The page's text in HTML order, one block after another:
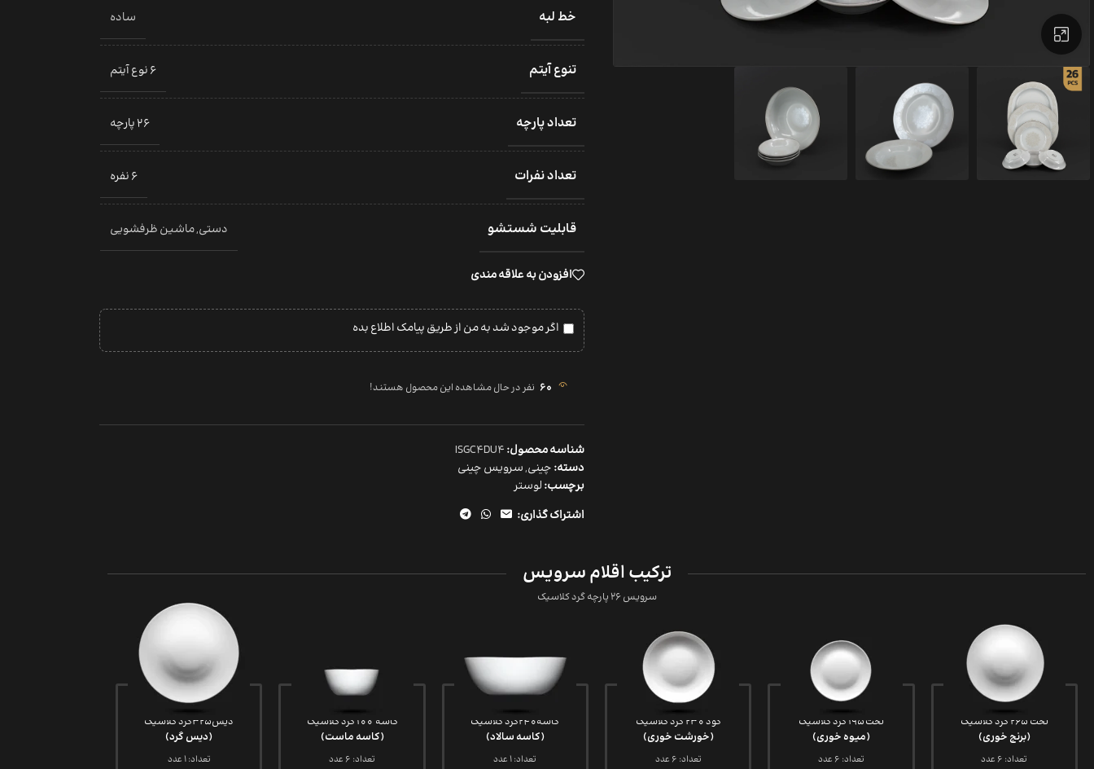
خط لبه ساده
تنوع آیتم 6 نوع آیتم
تعداد پارچه 26 پارچه
تعداد نفرات 6 نفره
قابلیت شستشو دستی,ماشین ظرفشویی
افزودن به علاقه مندی
اگر موجود شد به من از طریق پیامک اطلاع بده
60 نفر در حال مشاهده این محصول هستند!
شناسه محصول:ISGC4DU4
دسته:چینی,سرویس چینی
برچسب:لوستر
اشتراک گذاری:
ترکیب اقلام سرویس
سرویس 26 پارچه گرد کلاسیک
تخت 265 گرد کلاسیک
(برنج خوری)
تعداد: 6 عدد
تخت 195 گرد کلاسیک
(میوه خوری)
تعداد: 6 عدد
گود 230 گرد کلاسیک
(خورشت خوری)
تعداد: 6 عدد
کاسه240گرد کلاسیک
(کاسه سالاد)
تعداد: 1 عدد
کاسه 100 گرد کلاسیک
(کاسه ماست)
تعداد: 6 عدد
دیس325گرد کلاسیک
(دیس گرد)
تعداد: 1 عدد